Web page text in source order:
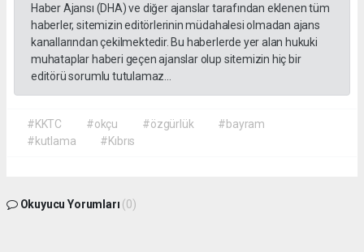
Haber Ajansı (DHA) ve diğer ajanslar tarafından eklenen tüm
haberler, sitemizin editörlerinin müdahalesi olmadan ajans
kanallarından çekilmektedir. Bu haberlerde yer alan hukuki
muhataplar haberi geçen ajanslar olup sitemizin hiç bir
editörü sorumlu tutulamaz...
#KKTC #okçu #özgürlük
#bayram
#kutlama
#Kıbrıs
Okuyucu Yorumları (0)